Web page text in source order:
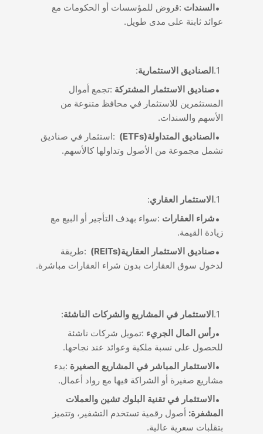
السندات :قروض للمؤسسات أو الحكومات مع
عوائد ثابتة على مدى طويل.
الصناديق الاستثمارية:
صناديق الاستثمار المشتركة :تجمع أموال
المستثمرين للاستثمار في محافظ متنوعة من
الأسهم والسندات.
الصناديق المتداولة(ETFs)
:استثمار في صناديق
تشمل مجموعة من الأصول وتداولها كالأسهم.
الاستثمار العقاري:
شراء العقارات :سواء بهدف التأجير أو البيع مع
زيادة القيمة.
صناديق الاستثمار العقارية(REITs)
:طريقة
لدخول سوق العقارات بدون شراء العقارات مباشرة.
الاستثمار في المشاريع والشركات الناشئة:
رأس المال الجريء :تمويل شركات ناشئة
للحصول على نسبة ملكية وعوائد عند نجاحها.
الاستثمار المباشر في المشاريع الصغيرة :بدء
مشاريع صغيرة أو الشراكة فيها مع رواد أعمال.
الاستثمار في تقنية البلوك تشين والعملات
المشفرة: أصول رقمية تستخدم التشفير، وتتميز
بتقلبات سعرية عالية.